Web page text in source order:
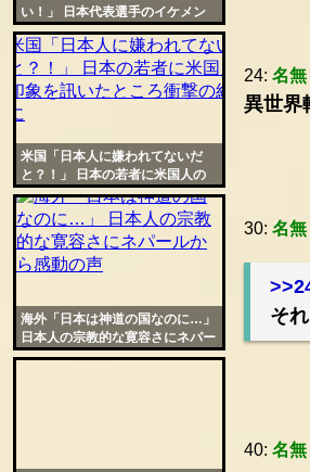
24: 名無
異世界
30: 名無
そ
40: 名無
い！」 日本代表選手のイケメン
ぶりが世界の女性たちにバレる
米国「日本人に嫌われてないだ
と？！」 日本の若者に米国人の
印象を訊いたところ衝撃の結果に
海外「日本は神道の国なのに…」
日本人の宗教的な寛容さにネパー
ルから感動の声